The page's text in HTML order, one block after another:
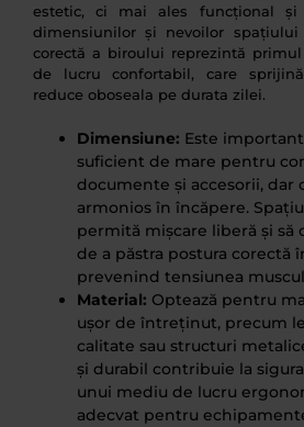
estetic, ci mai ales funcțional și
dimensiunilor și nevoilor spațiului
corectă a biroului reprezintă
de lucru confortabil, care
reduce oboseala pe durata zilei.
Dimensiune: Este
suficient de mare pentru
documente și accesorii, dar
armonios în încăpere.
permită mișcare liberă și să
de a păstra postura corectă
prevenind tensiunea
Material: Optează pentru
ușor de întreținut, precum
calitate sau structuri
și durabil contribuie la
unui mediu de lucru
adecvat pentru